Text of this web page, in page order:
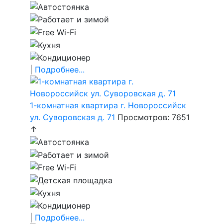
Подробнее...
1-комнатная квартира г. Новороссийск
ул. Суворовская д. 71 Просмотров: 7651
↑
Подробнее...